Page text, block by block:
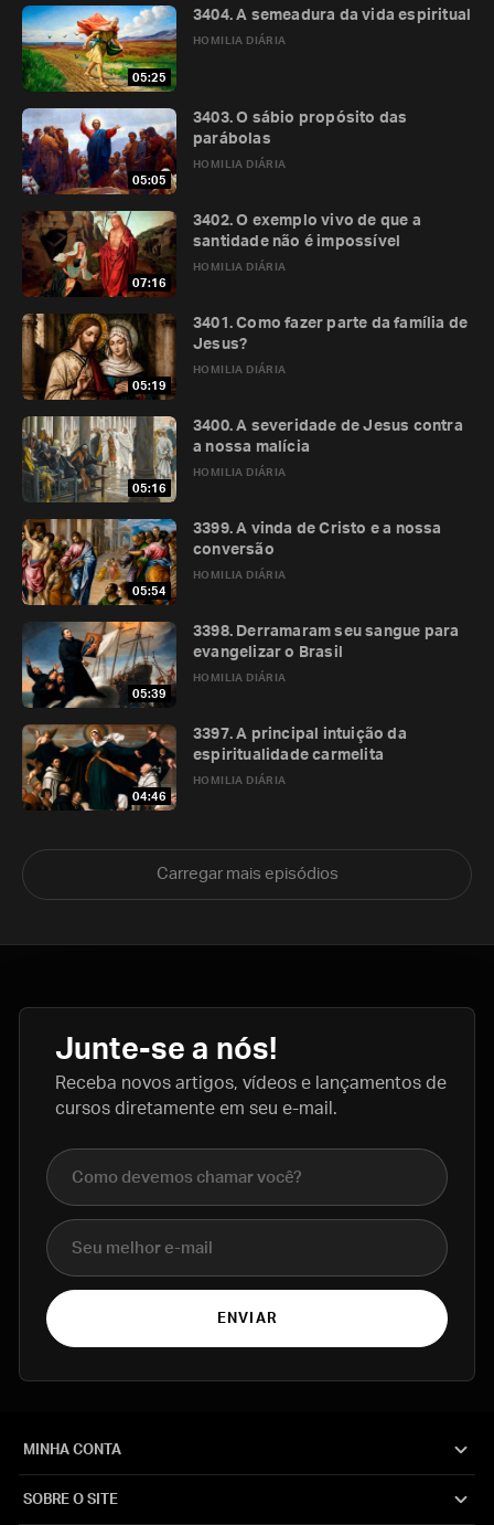
05:25
HOMILIA DIÁRIA
3404. A semeadura da vida espiritual
05:05
HOMILIA DIÁRIA
3403. O sábio propósito das
parábolas
07:16
HOMILIA DIÁRIA
3402. O exemplo vivo de que a
santidade não é impossível
05:19
HOMILIA DIÁRIA
3401. Como fazer parte da família de
Jesus?
05:16
HOMILIA DIÁRIA
3400. A severidade de Jesus contra
a nossa malícia
05:54
HOMILIA DIÁRIA
3399. A vinda de Cristo e a nossa
conversão
05:39
HOMILIA DIÁRIA
3398. Derramaram seu sangue para
evangelizar o Brasil
04:46
HOMILIA DIÁRIA
3397. A principal intuição da
espiritualidade carmelita
Carregar mais episódios
Junte-se a nós!
Receba novos artigos, vídeos e lançamentos de
cursos diretamente em seu e-mail.
Nome completo
E-mail
ENVIAR
MINHA CONTA
SOBRE O SITE